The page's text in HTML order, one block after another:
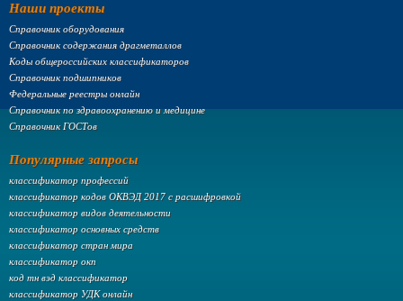
Наши проекты
Справочник оборудования
Справочник содержания драгметаллов
Коды общероссийских классификаторов
Справочник подшипников
Федеральные реестры онлайн
Справочник по здравоохранению и медицине
Справочник ГОСТов
Популярные запросы
классификатор профессий
классификатор кодов ОКВЭД 2017 с расшифровкой
классификатор видов деятельности
классификатор основных средств
классификатор стран мира
классификатор окп
код тн вэд классификатор
классификатор УДК онлайн